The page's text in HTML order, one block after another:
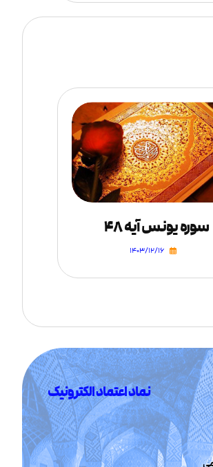
سوره یونس آیه ۴۸
۱۴۰۳/۱۲/۱۶
نماد اعتماد الکترونیک